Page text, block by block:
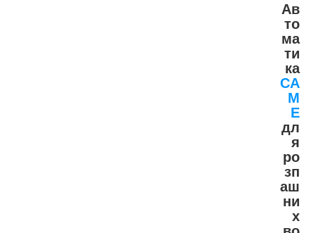
Ав
то
ма
ти
ка
CA
M
E
дл
я
ро
зп
аш
ни
х